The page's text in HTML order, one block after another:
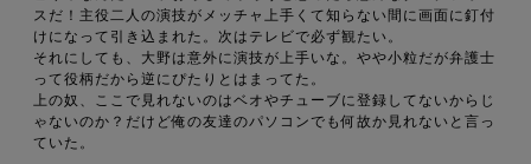
スだ！主役二人の演技がメッチャ上手くて知らない間に画面に釘付
けになって引き込まれた。次はテレビで必ず観たい。
それにしても、大野は意外に演技が上手いな。やや小粒だが弁護士
って役柄だから逆にぴたりとはまってた。
上の奴、ここで見れないのはベオやチューブに登録してないからじ
ゃないのか？だけど俺の友達のパソコンでも何故か見れないと言っ
ていた。